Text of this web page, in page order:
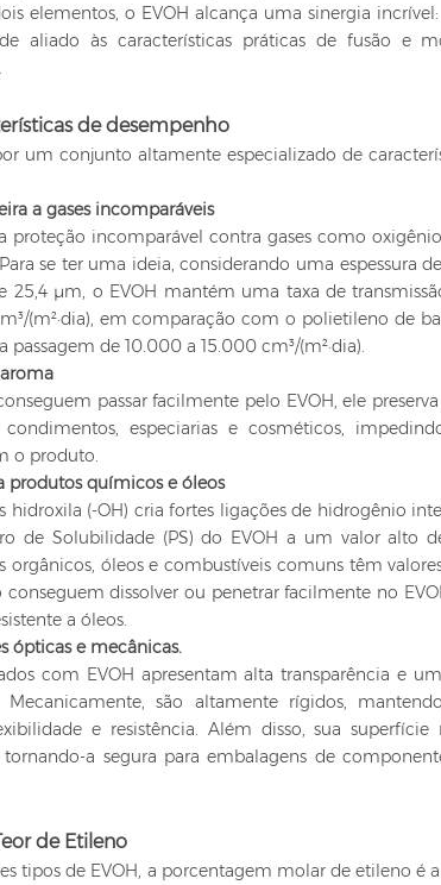
elementos, o EVOH alcança uma sinergia
aliado às características práticas de fusão e
de desempenho
um conjunto altamente especializado de
a gases incomparáveis
proteção incomparável contra gases como
se ter uma ideia, considerando uma espessura
25,4 µm, o EVOH mantém uma taxa de
(m²·dia), em comparação com o polietileno de
passagem de 10.000 a 15.000 cm³/(m²·dia).
passar facilmente pelo EVOH, ele
condimentos, especiarias e cosméticos,
o produto.
produtos químicos e óleos
hidroxila (-OH) cria fortes ligações de hidrogênio
de Solubilidade (PS) do EVOH a um valor alto
orgânicos, óleos e combustíveis comuns têm
conseguem dissolver ou penetrar facilmente no
a óleos.
ópticas e mecânicas.
​​com EVOH apresentam alta transparência e
Mecanicamente, são altamente rígidos,
e resistência. Além disso, sua superfície
a segura para embalagens de
de Etileno
tipos de EVOH, a porcentagem molar de etileno é